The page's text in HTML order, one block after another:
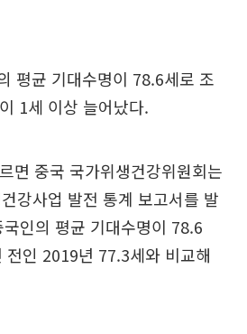
평균 기대수명이 78.6세로 조
1세 이상 늘어났다.
면 중국 국가위생건강위원회는
강사업 발전 통계 보고서를 발
인의 평균 기대수명이 78.6
인 2019년 77.3세와 비교해